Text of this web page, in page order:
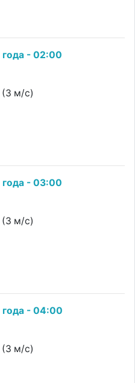
года - 02:00
(3 м/с)
года - 03:00
(3 м/с)
года - 04:00
(3 м/с)